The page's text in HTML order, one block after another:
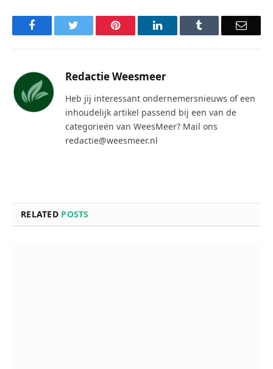
Facebook Pinterest LinkedIn Email
Redactie Weesmeer
Heb jij interessant ondernemersnieuws of een
inhoudelijk artikel passend bij een van de
categorieën van WeesMeer? Mail ons
redactie@weesmeer.nl
RELATED POSTS